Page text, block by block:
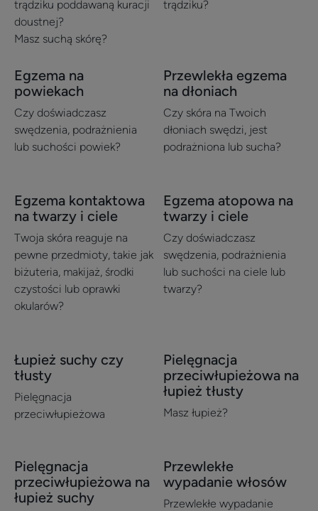
twarzy
trądziku poddawaną kuracji
doustnej?
Masz suchą skórę?
przeciw
trądziku?
Odkryj
Egzema
na
powiekach
Egzema na
powiekach
Czy doświadczasz
swędzenia, podrażnienia
lub suchości powiek?
Odkryj
Przewlekła
egzema
na
dłoniach
Przewlekła egzema
na dłoniach
Czy skóra na Twoich
dłoniach swędzi, jest
podrażniona lub sucha?
Odkryj
Egzema
kontaktowa
na
twarzy
i
ciele
Egzema kontaktowa
na twarzy i ciele
Twoja skóra reaguje na
pewne przedmioty, takie jak
biżuteria, makijaż, środki
czystości lub oprawki
okularów?
Odkryj
Egzema
atopowa
na
twarzy
i
Egzema atopowa na
twarzy i ciele
Czy doświadczasz
swędzenia, podrażnienia
lub suchości na ciele lub
twarzy?
Odkryj
Łupież
suchy
czy
Łupież suchy czy
tłusty
Pielęgnacja
przeciwłupieżowa​
Odkryj
Pielęgnacja
przeciwłupieżowa
na
Pielęgnacja
przeciwłupieżowa na
łupież tłusty
Masz łupież?
Odkryj
Pielęgnacja
przeciwłupieżowa
Pielęgnacja
przeciwłupieżowa na
łupież suchy
Odkryj
Przewlekłe
wypadanie
Przewlekłe
wypadanie włosów
Przewlekłe wypadanie